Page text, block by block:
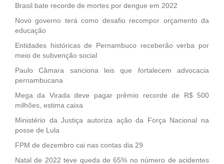
Brasil bate recorde de mortes por dengue em 2022
Novo governo terá como desafio recompor orçamento da
educação
Entidades históricas de Pernambuco receberão verba por
meio de subvenção social
Paulo Câmara sanciona leis que fortalecem advocacia
pernambucana
Mega da Virada deve pagar prêmio recorde de R$ 500
milhões, estima caixa
Ministério da Justiça autoriza ação da Força Nacional na
posse de Lula
FPM de dezembro cai nas contas dia 29
Natal de 2022 teve queda de 65% no número de acidentes